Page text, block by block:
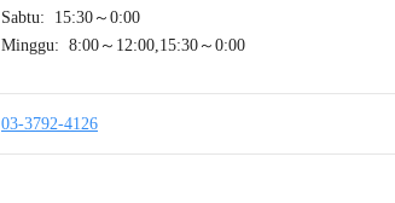
Sabtu: 15:30～0:00
Minggu: 8:00～12:00,15:30～0:00
03-3792-4126